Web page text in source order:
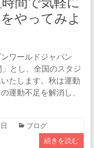
やってみよ
ワールドジャパン
とし、全国のスタジ
たします。秋は運動
運動不足を解消し、
ブログ
続きを読む